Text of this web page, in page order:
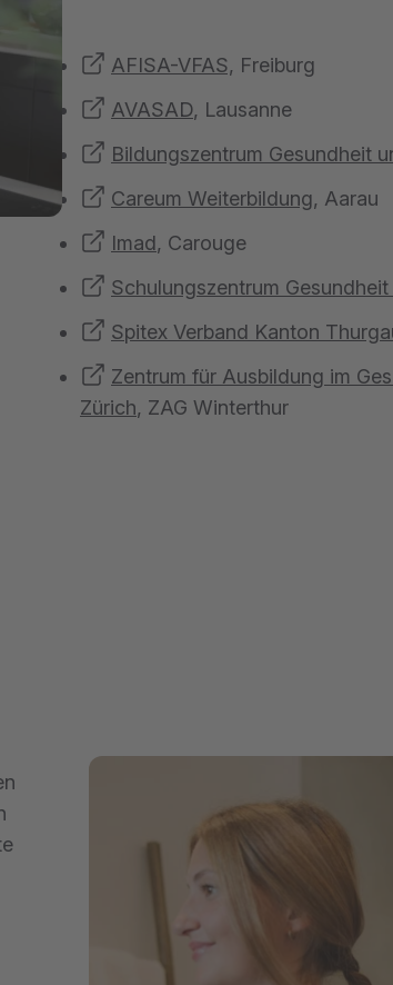
AFISA-VFAS, Freiburg
AVASAD, Lausanne
Bildungszentrum Gesundheit
Careum Weiterbildung, Aarau
Imad, Carouge
Schulungszentrum
Spitex Verband Kanton
Zentrum für Ausbildung im
Zürich, ZAG Winterthur